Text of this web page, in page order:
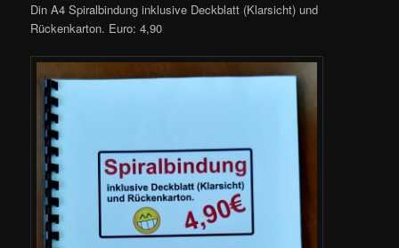
Din A4 Spiralbindung inklusive Deckblatt (Klarsicht) und
Rückenkarton. Euro: 4,90